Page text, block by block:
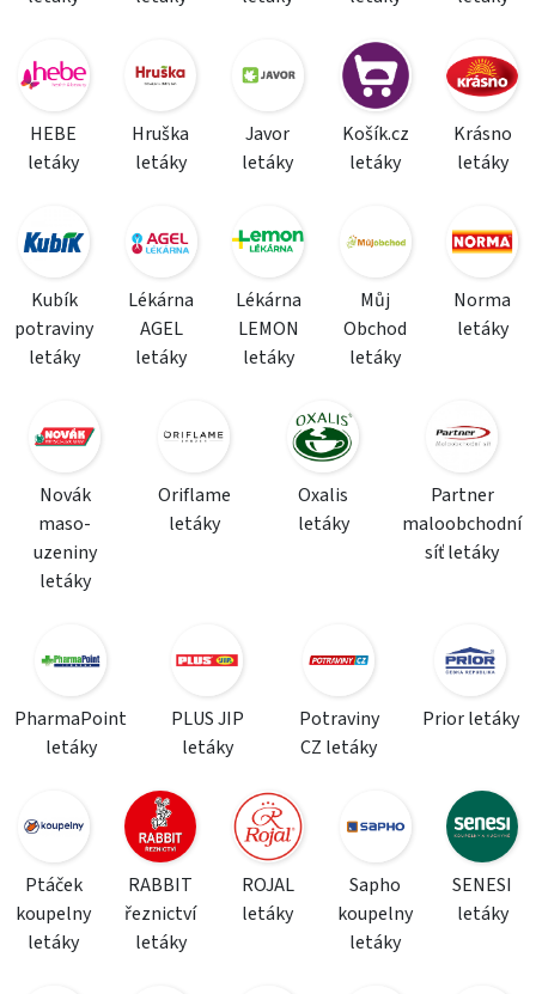
HEBE
letáky
Hruška
letáky
Javor
letáky
Košík.cz
letáky
Krásno
letáky
Kubík
potraviny
letáky
Lékárna
AGEL
letáky
Lékárna
LEMON
letáky
Můj
Obchod
letáky
Norma
letáky
Novák
maso-
uzeniny
letáky
Oriflame
letáky
Oxalis
letáky
Partner
maloobchodní
síť letáky
PharmaPoint
letáky
PLUS JIP
letáky
Potraviny
CZ letáky
Prior letáky
Ptáček
koupelny
letáky
RABBIT
řeznictví
letáky
ROJAL
letáky
Sapho
koupelny
letáky
SENESI
letáky